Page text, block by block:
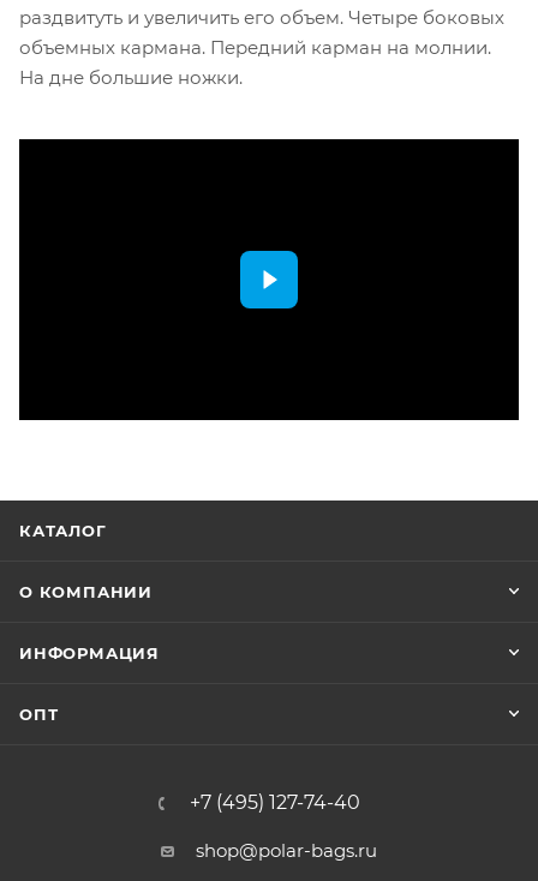
раздвитуть и увеличить его объем. Четыре боковых
объемных кармана. Передний карман на молнии.
На дне большие ножки.
КАТАЛОГ
О КОМПАНИИ
ИНФОРМАЦИЯ
ОПТ
+7 (495) 127-74-40
shop@polar-bags.ru